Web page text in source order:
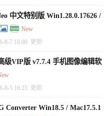
中文特别版 Win1.28.0.17626 /
New
8-7 10:00 更新
级VIP版 v7.7.4 手机图像编辑软
8-5 16:25 更新
Converter Win18.5 / Mac17.5.1